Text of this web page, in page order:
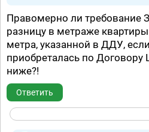
Правомерно ли требование
разницу в метраже
метра, указанной в ДДУ,
приобреталась по Договору
ниже?!
Ответить